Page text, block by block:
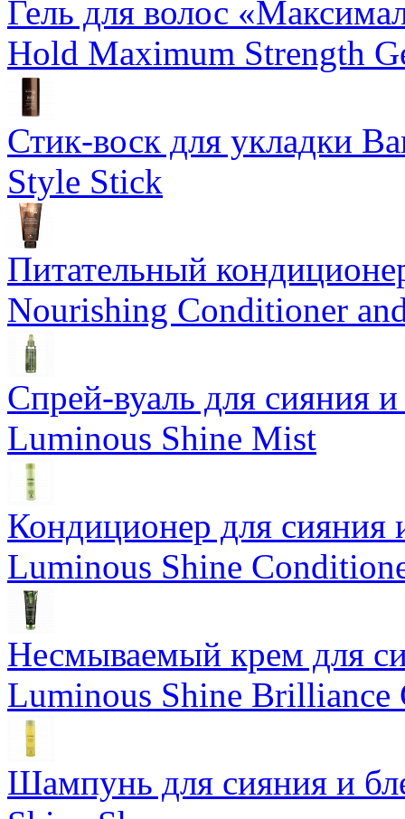
Гель для волос
Hold Maximum Strength
Стик-воск для укладки
Style Stick
Питательный
Nourishing Conditioner
Спрей-вуаль для сияния
Luminous Shine Mist
Кондиционер для сияния
Luminous Shine
Несмываемый крем для
Luminous Shine Brilliance
Шампунь для сияния и